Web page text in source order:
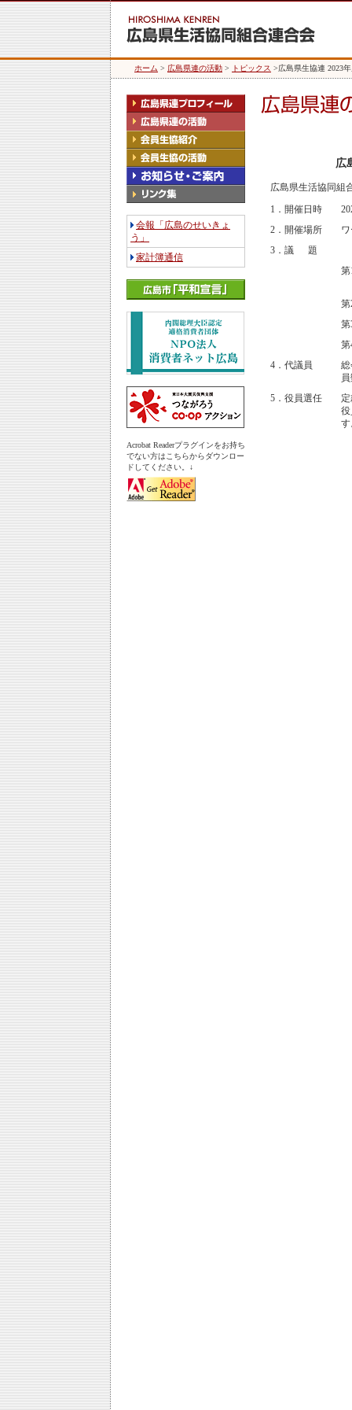
ホーム > 広島県連の活動 > トピックス >広島県生協連 2023
会報「広島のせいきょ
う」
家計簿通信
Acrobat Readerプラグインをお持ち
でない方はこちらからダウンロー
ドしてください。↓
広
広島県生活協同組
1．開催日時
2．開催場所
3．議 題
第
第
第
4．代議員
5．役員選任